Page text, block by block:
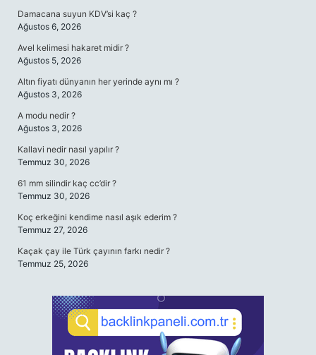
Damacana suyun KDV’si kaç ?
Ağustos 6, 2026
Avel kelimesi hakaret midir ?
Ağustos 5, 2026
Altın fiyatı dünyanın her yerinde aynı mı ?
Ağustos 3, 2026
A modu nedir ?
Ağustos 3, 2026
Kallavi nedir nasıl yapılır ?
Temmuz 30, 2026
61 mm silindir kaç cc’dir ?
Temmuz 30, 2026
Koç erkeğini kendime nasıl aşık ederim ?
Temmuz 27, 2026
Kaçak çay ile Türk çayının farkı nedir ?
Temmuz 25, 2026